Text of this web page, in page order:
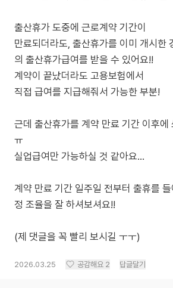
출산휴가 도중에 근로계약 기간이
만료되더라도, 출산휴가를 이미 개시한
의 출산휴가급여를 받을 수 있어요!!
계약이 끝났더라도 고용보험에서
직접 급여를 지급해줘서 가능한 부분!
근데 출산휴가를 계약 만료 기간 이후에
ㅠ
실업급여만 가능하실 것 같아요...
계약 만료 기간 일주일 전부터 출휴를
정 조율을 잘 하셔보셔요!!
(제 댓글을 꼭 빨리 보시길 ㅜㅜ)
2026.03.25 공감해요 2 답글달기